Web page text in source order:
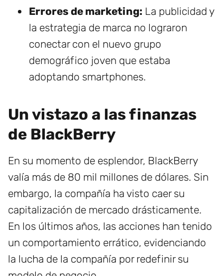
Errores de marketing: La publicidad y
la estrategia de marca no lograron
conectar con el nuevo grupo
demográfico joven que estaba
adoptando smartphones.
Un vistazo a las finanzas
de BlackBerry
En su momento de esplendor, BlackBerry
valía más de 80 mil millones de dólares. Sin
embargo, la compañía ha visto caer su
capitalización de mercado drásticamente.
En los últimos años, las acciones han tenido
un comportamiento errático, evidenciando
la lucha de la compañía por redefinir su